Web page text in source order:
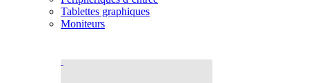
Tablettes graphiques
Moniteurs